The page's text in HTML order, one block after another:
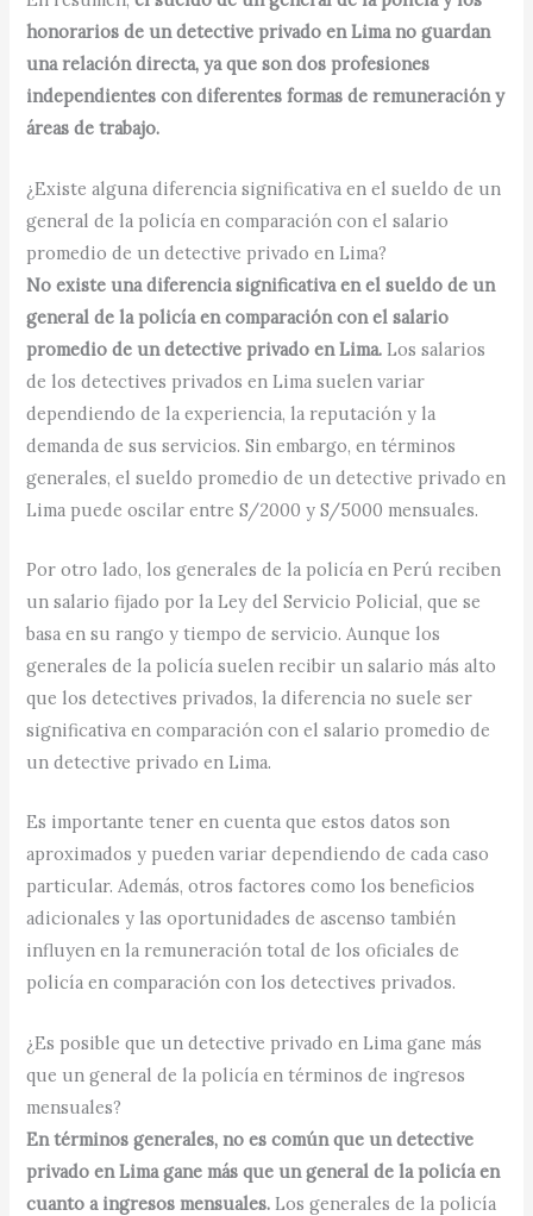
honorarios de un detective privado en Lima no guardan
una relación directa, ya que son dos profesiones
independientes con diferentes formas de remuneración y
áreas de trabajo.
¿Existe alguna diferencia significativa en el sueldo de un
general de la policía en comparación con el salario
promedio de un detective privado en Lima?
No existe una diferencia significativa en el sueldo de un
general de la policía en comparación con el salario
promedio de un detective privado en Lima. Los salarios
de los detectives privados en Lima suelen variar
dependiendo de la experiencia, la reputación y la
demanda de sus servicios. Sin embargo, en términos
generales, el sueldo promedio de un detective privado en
Lima puede oscilar entre S/2000 y S/5000 mensuales.
Por otro lado, los generales de la policía en Perú reciben
un salario fijado por la Ley del Servicio Policial, que se
basa en su rango y tiempo de servicio. Aunque los
generales de la policía suelen recibir un salario más alto
que los detectives privados, la diferencia no suele ser
significativa en comparación con el salario promedio de
un detective privado en Lima.
Es importante tener en cuenta que estos datos son
aproximados y pueden variar dependiendo de cada caso
particular. Además, otros factores como los beneficios
adicionales y las oportunidades de ascenso también
influyen en la remuneración total de los oficiales de
policía en comparación con los detectives privados.
¿Es posible que un detective privado en Lima gane más
que un general de la policía en términos de ingresos
mensuales?
En términos generales, no es común que un detective
privado en Lima gane más que un general de la policía en
cuanto a ingresos mensuales. Los generales de la policía